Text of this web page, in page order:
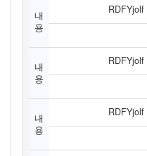
내
용
RDFYjolf
내
용
RDFYjolf
내
용
RDFYjolf